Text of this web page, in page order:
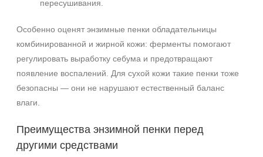
пересушивания.
Особенно оценят энзимные пенки обладательницы
комбинированной и жирной кожи: ферменты помогают
регулировать выработку себума и предотвращают
появление воспалений. Для сухой кожи такие пенки тоже
безопасны — они не нарушают естественный баланс
влаги.
Преимущества энзимной пенки перед
другими средствами